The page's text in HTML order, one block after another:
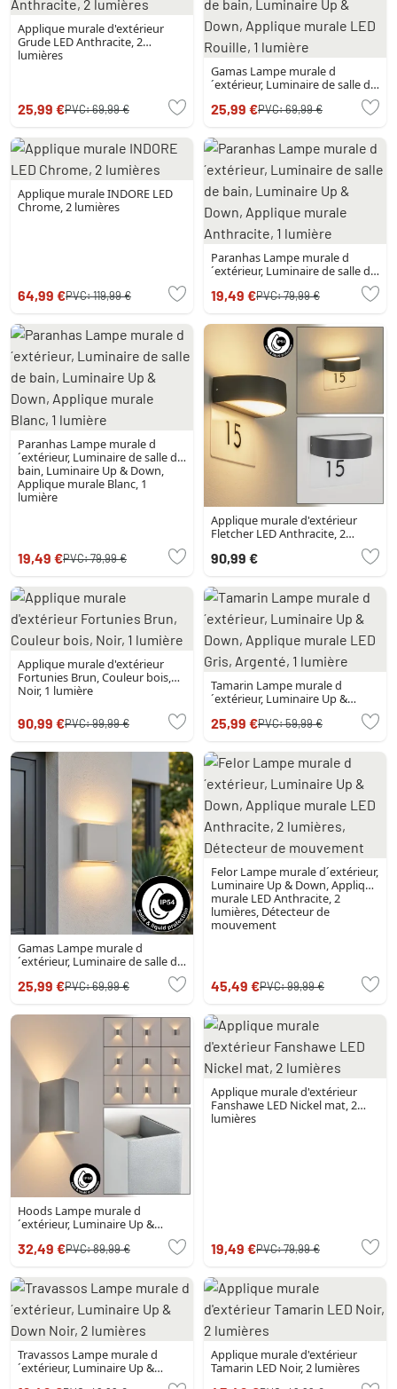
Applique murale d'extérieur
Grude LED Anthracite, 2
lumières
25,99 €PVC:69,99 €
Gamas Lampe murale d
´extérieur, Luminaire de salle de
Applique murale LED Rouille, 1
25,99 €PVC:69,99 €
Applique murale INDORE LED
Chrome, 2 lumières
64,99 €PVC:119,99 €
Paranhas Lampe murale d
´extérieur, Luminaire de salle de
Applique murale Anthracite, 1
19,49 €PVC:79,99 €
Paranhas Lampe murale d
´extérieur, Luminaire de salle de
bain, Luminaire Up & Down,
Applique murale Blanc, 1
lumière
19,49 €PVC:79,99 €
Applique murale d'extérieur
Fletcher LED Anthracite, 2
90,99 €
Applique murale d'extérieur
Fortunies Brun, Couleur bois,
Noir, 1 lumière
90,99 €PVC:99,99 €
Tamarin Lampe murale d
´extérieur, Luminaire Up &
Gris, Argenté, 1 lumière
25,99 €PVC:59,99 €
Gamas Lampe murale d
´extérieur, Luminaire de salle de
Applique murale Blanc, 1
25,99 €PVC:69,99 €
Felor Lampe murale d´extérieur,
Luminaire Up & Down, Applique
murale LED Anthracite, 2
lumières, Détecteur de
mouvement
45,49 €PVC:99,99 €
Hoods Lampe murale d
´extérieur, Luminaire Up &
Argenté, 1 lumière
32,49 €PVC:89,99 €
Applique murale d'extérieur
Fanshawe LED Nickel mat, 2
lumières
19,49 €PVC:79,99 €
Travassos Lampe murale d
´extérieur, Luminaire Up &
Applique murale d'extérieur
Tamarin LED Noir, 2 lumières